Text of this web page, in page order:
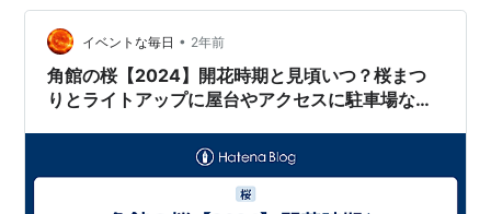
開ですかね～）
イベントな毎日 • 2年前
角館の桜【2024】開花時期と見頃いつ？桜まつ
りとライトアップに屋台やアクセスに駐車場など